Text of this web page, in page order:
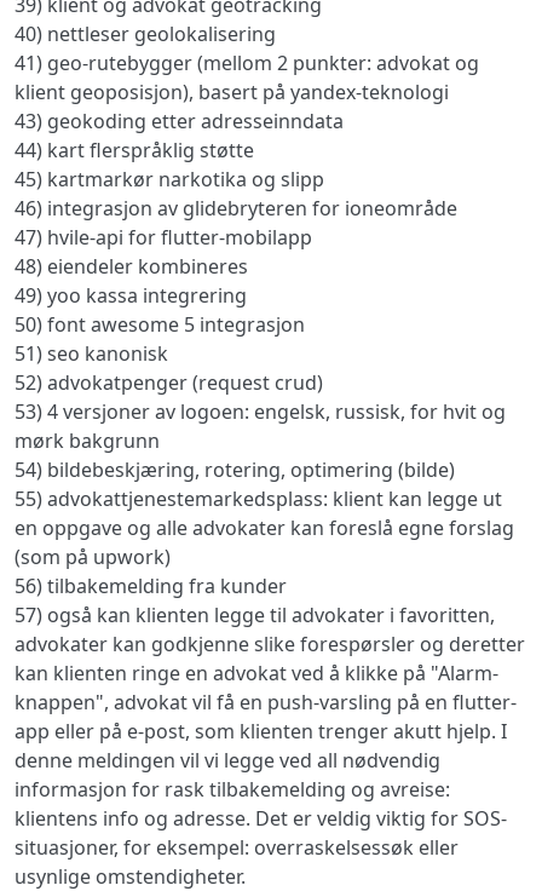
40) nettleser geolokalisering
41) geo-rutebygger (mellom 2 punkter: advokat og
klient geoposisjon), basert på yandex-teknologi
43) geokoding etter adresseinndata
44) kart flerspråklig støtte
45) kartmarkør narkotika og slipp
46) integrasjon av glidebryteren for ioneområde
47) hvile-api for flutter-mobilapp
48) eiendeler kombineres
49) yoo kassa integrering
50) font awesome 5 integrasjon
51) seo kanonisk
52) advokatpenger (request crud)
53) 4 versjoner av logoen: engelsk, russisk, for hvit og
mørk bakgrunn
54) bildebeskjæring, rotering, optimering (bilde)
55) advokattjenestemarkedsplass: klient kan legge ut
en oppgave og alle advokater kan foreslå egne forslag
(som på upwork)
56) tilbakemelding fra kunder
57) også kan klienten legge til advokater i favoritten,
advokater kan godkjenne slike forespørsler og deretter
kan klienten ringe en advokat ved å klikke på "Alarm-
knappen", advokat vil få en push-varsling på en flutter-
app eller på e-post, som klienten trenger akutt hjelp. I
denne meldingen vil vi legge ved all nødvendig
informasjon for rask tilbakemelding og avreise:
klientens info og adresse. Det er veldig viktig for SOS-
situasjoner, for eksempel: overraskelsessøk eller
usynlige omstendigheter.